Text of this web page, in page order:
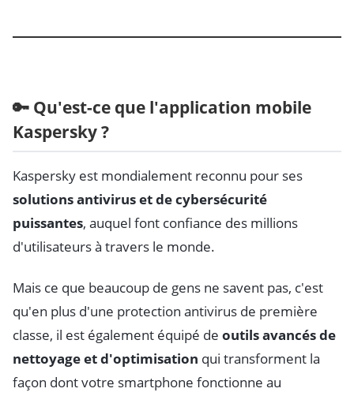
🔑 Qu'est-ce que l'application mobile
Kaspersky ?
Kaspersky est mondialement reconnu pour ses
solutions antivirus et de cybersécurité
puissantes, auquel font confiance des millions
d'utilisateurs à travers le monde.
Mais ce que beaucoup de gens ne savent pas, c'est
qu'en plus d'une protection antivirus de première
classe, il est également équipé de outils avancés de
nettoyage et d'optimisation qui transforment la
façon dont votre smartphone fonctionne au